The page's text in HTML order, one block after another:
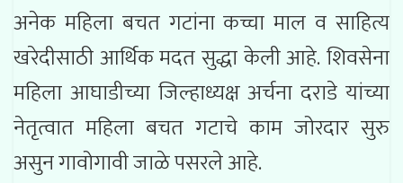
अनेक महिला बचत गटांना कच्चा माल व साहित्य
खरेदीसाठी आर्थिक मदत सुद्धा केली आहे. शिवसेना
महिला आघाडीच्या जिल्हाध्यक्ष अर्चना दराडे यांच्या
नेतृत्वात महिला बचत गटाचे काम जोरदार सुरु
असुन गावोगावी जाळे पसरले आहे.